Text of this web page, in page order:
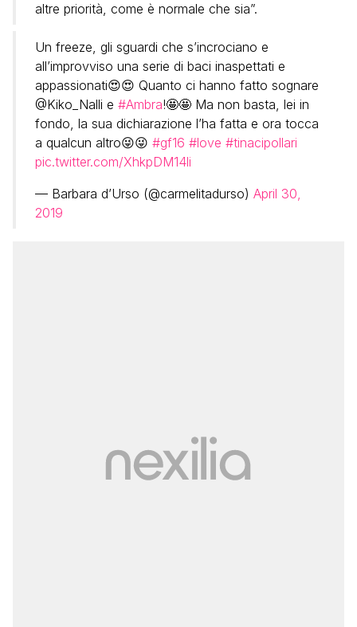
altre priorità, come è normale che sia”.
Un freeze, gli sguardi che s’incrociano e
all’improvviso una serie di baci inaspettati e
appassionati😍😍 Quanto ci hanno fatto sognare
@Kiko_Nalli e #Ambra!🤩🤩 Ma non basta, lei in
fondo, la sua dichiarazione l’ha fatta e ora tocca
a qualcun altro😜😜 #gf16 #love #tinacipollari
pic.twitter.com/XhkpDM14li
— Barbara d’Urso (@carmelitadurso) April 30,
2019